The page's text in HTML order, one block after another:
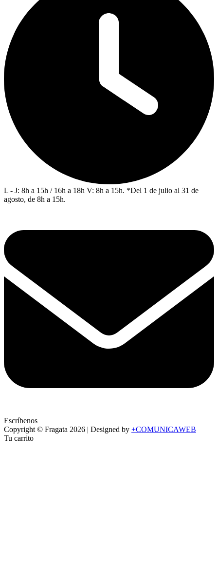
L - J: 8h a 15h / 16h a 18h V: 8h a 15h. *Del 1 de julio al 31 de
agosto, de 8h a 15h.
Escríbenos
Copyright © Fragata 2026 | Designed by +COMUNICAWEB
Tu carrito